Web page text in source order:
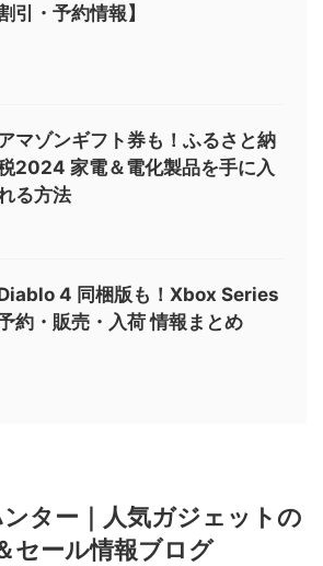
引・予約情報】
マゾンギフト券も！ふるさと納
2024 家電＆電化製品を手に入
る方法
4 同梱版も！Xbox Series
約・販売・入荷 情報まとめ
ター｜人気ガジェットの
セール情報ブログ